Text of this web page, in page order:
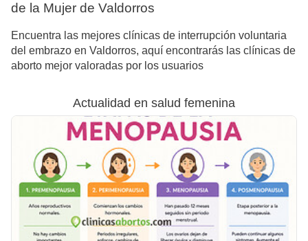
de la Mujer de Valdorros
Encuentra las mejores clínicas de interrupción voluntaria
del embrazo en Valdorros, aquí encontrarás las clínicas de
aborto mejor valoradas por los usuarios
Actualidad en salud femenina